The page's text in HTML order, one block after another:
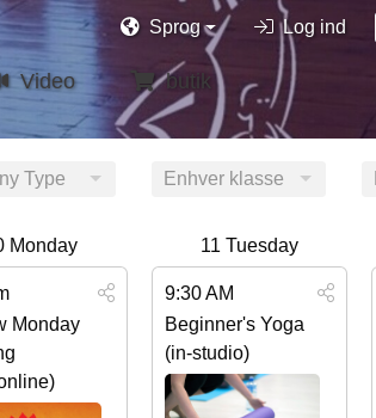
Sprog Log ind
Video butik
Type Enhver klasse
Monday
Monday
11 Tuesday
9:30 AM
Beginner's Yoga
(in-studio)